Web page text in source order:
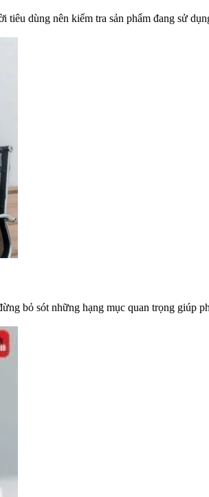
dùng nên kiểm tra sản phẩm đang sử
bỏ sót những hạng mục quan trọng giúp